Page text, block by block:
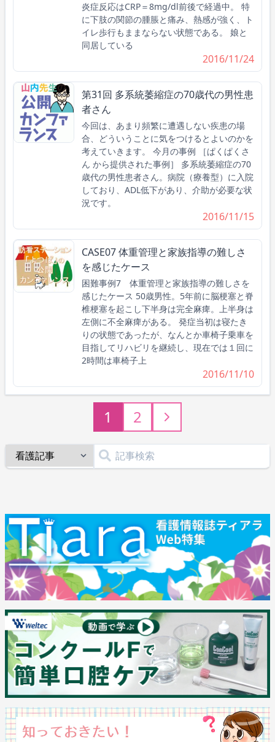
炎症反応はCRP＝8mg/dl前後で経過中。 特
に下肢の関節の腫脹と痛み、熱感が強く、ト
イレ歩行もままならない状態である。 娘と
同居している
2016/11/24
第31回 多系統萎縮症の70歳代の男性患
者さん
今回は、あまり頻繁に遭遇しない疾患の場
合、どういうことに気をつけるとよいのかを
考えていきます。 今月の事例 ［ぱくぱくさ
ん から提供された事例］ 多系統萎縮症の70
歳代の男性患者さん。病院（療養型）に入院
しており、ADL低下があり、介助が必要な状
況です。
2016/11/15
CASE07 体重管理と家族指導の難しさ
を感じたケース
困難事例7 体重管理と家族指導の難しさを
感じたケース 50歳男性。5年前に脳梗塞と脊
椎梗塞を起こし下半身は完全麻痺。上半身は
左側に不全麻痺がある。 発症当初は寝たき
りの状態であったが、なんとか車椅子乗車を
目指してリハビリを継続し、現在では１回に
2時間は車椅子上
2016/11/10
1 2